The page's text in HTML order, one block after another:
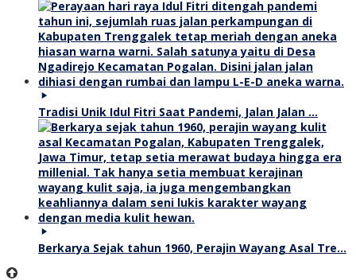
Tradisi Unik Idul Fitri Saat Pandemi, Jalan Jalan …
Berkarya Sejak tahun 1960, Perajin Wayang Asal Tre…